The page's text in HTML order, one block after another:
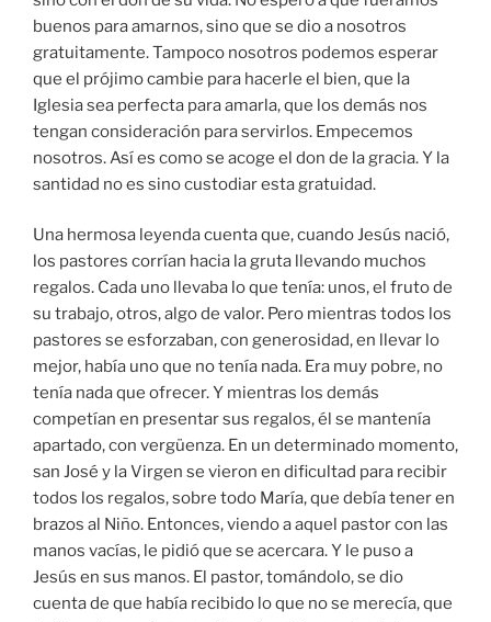
buenos para amarnos, sino que se dio a nosotros
gratuitamente. Tampoco nosotros podemos esperar
que el prójimo cambie para hacerle el bien, que la
Iglesia sea perfecta para amarla, que los demás nos
tengan consideración para servirlos. Empecemos
nosotros. Así es como se acoge el don de la gracia. Y la
santidad no es sino custodiar esta gratuidad.
Una hermosa leyenda cuenta que, cuando Jesús nació,
los pastores corrían hacia la gruta llevando muchos
regalos. Cada uno llevaba lo que tenía: unos, el fruto de
su trabajo, otros, algo de valor. Pero mientras todos los
pastores se esforzaban, con generosidad, en llevar lo
mejor, había uno que no tenía nada. Era muy pobre, no
tenía nada que ofrecer. Y mientras los demás
competían en presentar sus regalos, él se mantenía
apartado, con vergüenza. En un determinado momento,
san José y la Virgen se vieron en dificultad para recibir
todos los regalos, sobre todo María, que debía tener en
brazos al Niño. Entonces, viendo a aquel pastor con las
manos vacías, le pidió que se acercara. Y le puso a
Jesús en sus manos. El pastor, tomándolo, se dio
cuenta de que había recibido lo que no se merecía, que